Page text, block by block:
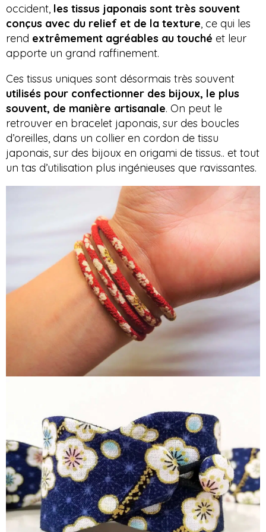
occident, les tissus japonais sont très souvent
conçus avec du relief et de la texture, ce qui les
rend extrêmement agréables au touché et leur
apporte un grand raffinement.
Ces tissus uniques sont désormais très souvent
utilisés pour confectionner des bijoux, le plus
souvent, de manière artisanale. On peut le
retrouver en bracelet japonais, sur des boucles
d’oreilles, dans un collier en cordon de tissu
japonais, sur des bijoux en origami de tissus.. et tout
un tas d’utilisation plus ingénieuses que ravissantes.